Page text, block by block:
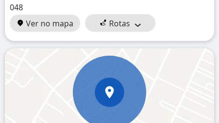
048
Ver no mapa
Rotas